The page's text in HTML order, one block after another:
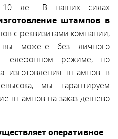
10 лет. В наших силах
штампов в
с реквизитами компании,
вы можете без личного
режиме, по
изготовления штампов в
мы гарантируем
штампов на заказ дешево
оперативное